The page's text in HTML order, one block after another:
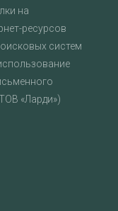
на
ресурсов
систем
«Ларди»)